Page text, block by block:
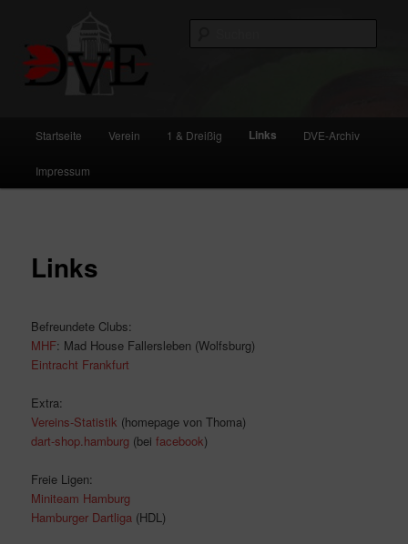
Inhalt
springenDVE
Startseite Verein 1 & Dreißig Links DVE-Archiv
Impressum
Links
Befreundete Clubs:
MHF: Mad House Fallersleben (Wolfsburg)
Eintracht Frankfurt
Extra:
Vereins-Statistik (homepage von Thoma)
dart-shop.hamburg (beifacebook)
Freie Ligen:
Miniteam Hamburg
Hamburger Dartliga (HDL)